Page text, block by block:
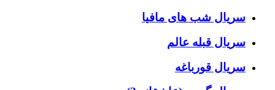
سریال شب های مافیا
سریال قبله عالم
سریال قورباغه